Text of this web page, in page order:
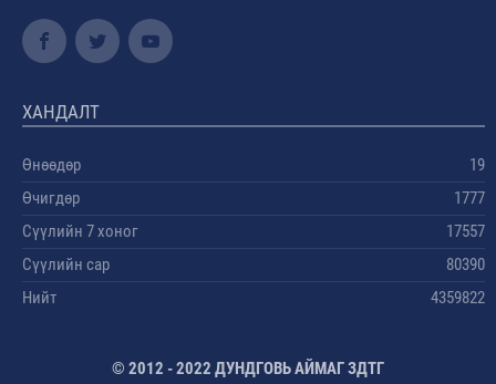
ХАНДАЛТ
Өнөөдөр
19
Өчигдөр
1777
Сүүлийн 7 хоног
17557
Сүүлийн сар
80390
Нийт
4359822
© 2012 - 2022 ДУНДГОВЬ АЙМАГ ЗДТГ